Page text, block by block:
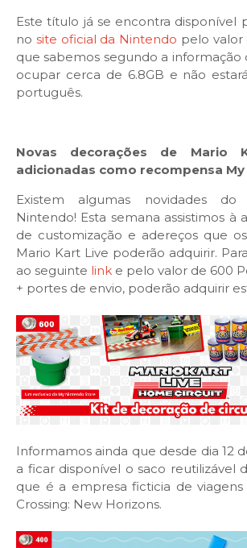
Este título já se encontra disponível
no site oficial da Nintendo pelo valor
que sabemos segundo a informação
ocupar cerca de 6.8GB e não
português.
Novas decorações de Mario
adicionadas como recompensa
Existem algumas novidades
Nintendo! Esta semana assistimos à
de customização e adereços que
Mario Kart Live poderão adquirir.
ao seguinte link e pelo valor de 600
+ portes de envio, poderão adquirir
Informamos ainda que desde dia 12
a ficar disponível o saco reutilizável
que é a empresa ficticia de
Crossing: New Horizons.